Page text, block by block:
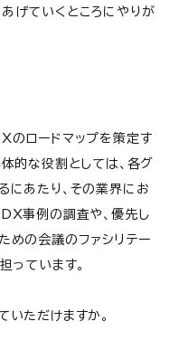
げていくところにやりが
のロードマップを策定す
的な役割としては、各グ
にあたり、その業界にお
事例の調査や、優先し
めの会議のファシリテー
っています。
いただけますか。